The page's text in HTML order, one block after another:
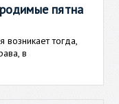
пятна
тогда,
в